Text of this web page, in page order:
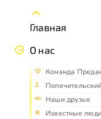
Главная
О нас
Команда
Наши друзья
Известные